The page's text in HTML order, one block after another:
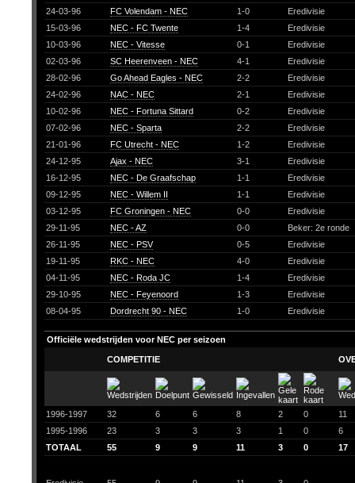
24-03-96
FC Volendam - NEC 1-0
Eredivisie
15-03-96
NEC - FC Twente 1-4
Eredivisie
10-03-96
NEC - Vitesse 0-1
Eredivisie
02-03-96
SC Heerenveen - NEC 4-1
Eredivisie
28-02-96
Go Ahead Eagles - NEC 2-2
Eredivisie
24-02-96
NAC - NEC 2-1
Eredivisie
10-02-96
NEC - Fortuna Sittard 0-2
Eredivisie
07-02-96
NEC - Sparta 2-2
Eredivisie
21-01-96
FC Utrecht - NEC 1-2
Eredivisie
24-12-95
Ajax - NEC 3-1
Eredivisie
16-12-95
NEC - De Graafschap 1-1
Eredivisie
09-12-95
NEC - Willem II 1-1
Eredivisie
03-12-95
FC Groningen - NEC 0-0
Eredivisie
29-11-95
NEC - AZ 0-0
Beker: 2e ronde
26-11-95
NEC - PSV 0-5
Eredivisie
19-11-95
RKC - NEC 4-0
Eredivisie
04-11-95
NEC - Roda JC 1-4
Eredivisie
29-10-95
NEC - Feyenoord 1-3
Eredivisie
08-04-95
Dordrecht 90 - NEC 1-0 Eredivisie
Officiële wedstrijden voor NEC per seizoen
COMPETITIE
1996-1997 32 6 6 8 2 0
11
1995-1996
23 3 3 3 1 0
6
TOTAAL
55 9 9 11 3 0 17